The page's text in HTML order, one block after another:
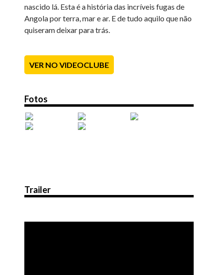
nascido lá. Esta é a história das incríveis fugas de
Angola por terra, mar e ar. E de tudo aquilo que não
quiseram deixar para trás.
VER NO VIDEOCLUBE
Fotos
Trailer